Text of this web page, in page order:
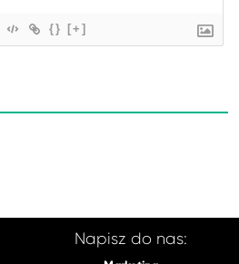
{} [+]
Napisz do nas: